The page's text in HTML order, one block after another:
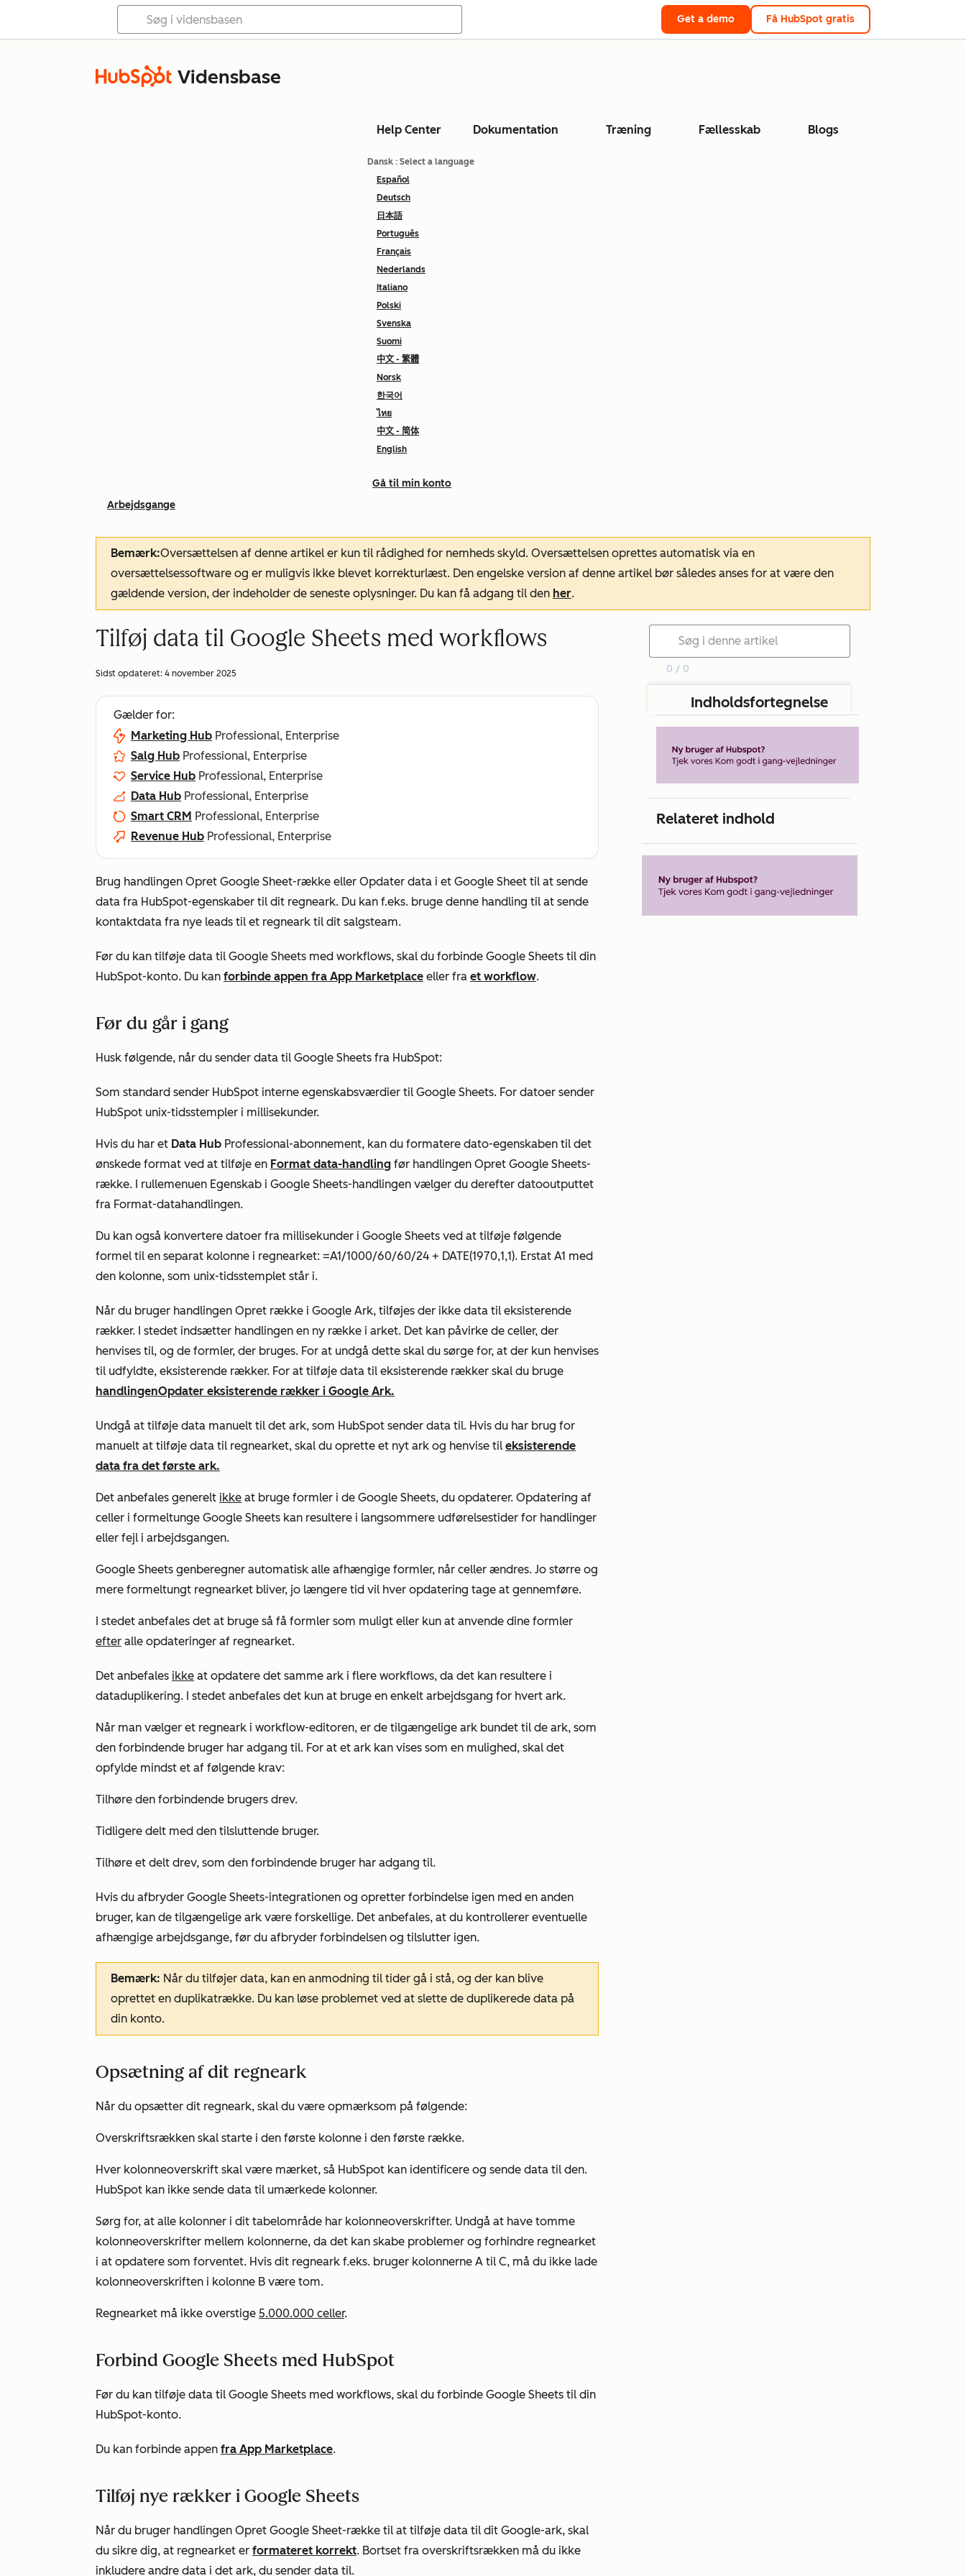
Get a demo Få HubSpot gratis
Vidensbase
Help Center Dokumentation Træning Fællesskab Blogs
Dansk : Select a language
Español
Deutsch
日本語
Português
Français
Nederlands
Italiano
Polski
Svenska
Suomi
中文 - 繁體
Norsk
한국어
ไทย
中文 - 简体
English
Gå til min konto
Arbejdsgange
Bemærk:Oversættelsen af denne artikel er kun til rådighed for nemheds skyld. Oversættelsen oprettes automatisk via en
oversættelsessoftware og er muligvis ikke blevet korrekturlæst. Den engelske version af denne artikel bør således anses for at være den
gældende version, der indeholder de seneste oplysninger. Du kan få adgang til den her.
Tilføj data til Google Sheets med workflows
Sidst opdateret: 4 november 2025
Gælder for:
Marketing Hub Professional, Enterprise
Salg Hub Professional, Enterprise
Service Hub Professional, Enterprise
Data Hub Professional, Enterprise
Smart CRM Professional, Enterprise
Revenue Hub Professional, Enterprise
Brug handlingen Opret Google Sheet-række eller Opdater data i et Google Sheet til at sende
data fra HubSpot-egenskaber til dit regneark. Du kan f.eks. bruge denne handling til at sende
kontaktdata fra nye leads til et regneark til dit salgsteam.
Før du kan tilføje data til Google Sheets med workflows, skal du forbinde Google Sheets til din
HubSpot-konto. Du kan forbinde appen fra App Marketplace eller fra et workflow.
Før du går i gang
Husk følgende, når du sender data til Google Sheets fra HubSpot:
Som standard sender HubSpot interne egenskabsværdier til Google Sheets. For datoer sender
HubSpot unix-tidsstempler i millisekunder.
Hvis du har et Data Hub Professional-abonnement, kan du formatere dato-egenskaben til det
ønskede format ved at tilføje en Format data-handling før handlingen Opret Google Sheets-
række. I rullemenuen Egenskab i Google Sheets-handlingen vælger du derefter datooutputtet
fra Format-datahandlingen.
Du kan også konvertere datoer fra millisekunder i Google Sheets ved at tilføje følgende
formel til en separat kolonne i regnearket: =A1/1000/60/60/24 + DATE(1970,1,1). Erstat A1 med
den kolonne, som unix-tidsstemplet står i.
Når du bruger handlingen Opret række i Google Ark, tilføjes der ikke data til eksisterende
rækker. I stedet indsætter handlingen en ny række i arket. Det kan påvirke de celler, der
henvises til, og de formler, der bruges. For at undgå dette skal du sørge for, at der kun henvises
til udfyldte, eksisterende rækker. For at tilføje data til eksisterende rækker skal du bruge
handlingenOpdater eksisterende rækker i Google Ark.
Undgå at tilføje data manuelt til det ark, som HubSpot sender data til. Hvis du har brug for
manuelt at tilføje data til regnearket, skal du oprette et nyt ark og henvise til eksisterende
data fra det første ark.
Det anbefales generelt ikke at bruge formler i de Google Sheets, du opdaterer. Opdatering af
celler i formeltunge Google Sheets kan resultere i langsommere udførelsestider for handlinger
eller fejl i arbejdsgangen.
Google Sheets genberegner automatisk alle afhængige formler, når celler ændres. Jo større og
mere formeltungt regnearket bliver, jo længere tid vil hver opdatering tage at gennemføre.
I stedet anbefales det at bruge så få formler som muligt eller kun at anvende dine formler
efter alle opdateringer af regnearket.
Det anbefales ikke at opdatere det samme ark i flere workflows, da det kan resultere i
dataduplikering. I stedet anbefales det kun at bruge en enkelt arbejdsgang for hvert ark.
Når man vælger et regneark i workflow-editoren, er de tilgængelige ark bundet til de ark, som
den forbindende bruger har adgang til. For at et ark kan vises som en mulighed, skal det
opfylde mindst et af følgende krav:
Tilhøre den forbindende brugers drev.
Tidligere delt med den tilsluttende bruger.
Tilhøre et delt drev, som den forbindende bruger har adgang til.
Hvis du afbryder Google Sheets-integrationen og opretter forbindelse igen med en anden
bruger, kan de tilgængelige ark være forskellige. Det anbefales, at du kontrollerer eventuelle
afhængige arbejdsgange, før du afbryder forbindelsen og tilslutter igen.
Bemærk: Når du tilføjer data, kan en anmodning til tider gå i stå, og der kan blive
oprettet en duplikatrække. Du kan løse problemet ved at slette de duplikerede data på
din konto.
Opsætning af dit regneark
Når du opsætter dit regneark, skal du være opmærksom på følgende:
Overskriftsrækken skal starte i den første kolonne i den første række.
Hver kolonneoverskrift skal være mærket, så HubSpot kan identificere og sende data til den.
HubSpot kan ikke sende data til umærkede kolonner.
Sørg for, at alle kolonner i dit tabelområde har kolonneoverskrifter. Undgå at have tomme
kolonneoverskrifter mellem kolonnerne, da det kan skabe problemer og forhindre regnearket
i at opdatere som forventet. Hvis dit regneark f.eks. bruger kolonnerne A til C, må du ikke lade
kolonneoverskriften i kolonne B være tom.
Regnearket må ikke overstige 5.000.000 celler.
Forbind Google Sheets med HubSpot
Før du kan tilføje data til Google Sheets med workflows, skal du forbinde Google Sheets til din
HubSpot-konto.
Du kan forbinde appen fra App Marketplace.
Tilføj nye rækker i Google Sheets
Når du bruger handlingen Opret Google Sheet-række til at tilføje data til dit Google-ark, skal
du sikre dig, at regnearket er formateret korrekt. Bortset fra overskriftsrækken må du ikke
inkludere andre data i det ark, du sender data til.
0 / 0
Indholdsfortegnelse
Relateret indhold